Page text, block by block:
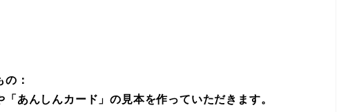
：
あんしんカード」の見本を作っていただきます。